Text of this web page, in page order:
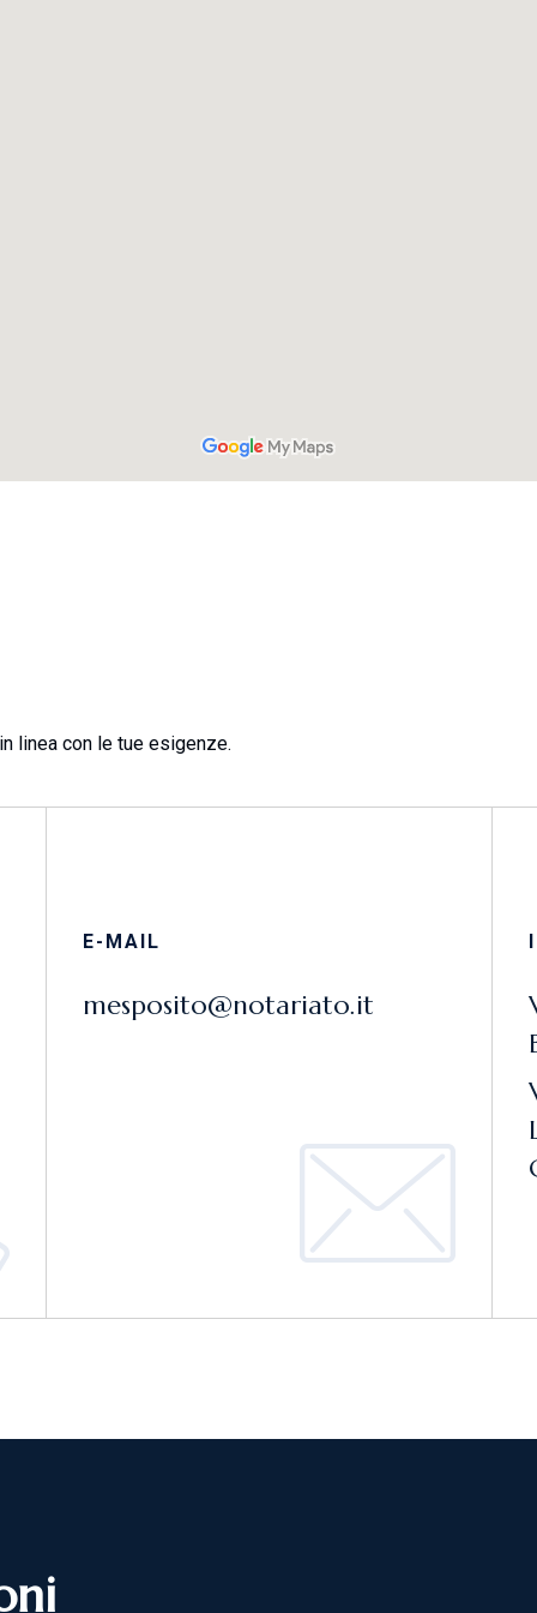
linea con le tue esigenze.
E-MAIL
mesposito@notariato.it
ni